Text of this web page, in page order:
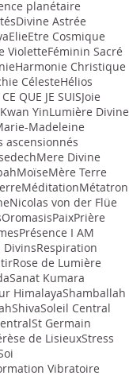
planétaire
Divine Astrée
ElieEtre Cosmique
VioletteFéminin Sacré
Harmonie Christique
CélesteHélios
CE QUE JE SUISJoie
Kwan YinLumière Divine
Madeleine
ascensionnés
Mere Divine
MoïseMère Terre
MéditationMétatron
Nicolas von der Flüe
OromasisPaixPrière
Présence I AM
DivinsRespiration
Rose de Lumière
Sanat Kumara
HimalayaShamballah
ShivaSoleil Central
St Germain
de LisieuxStress
Vibratoire